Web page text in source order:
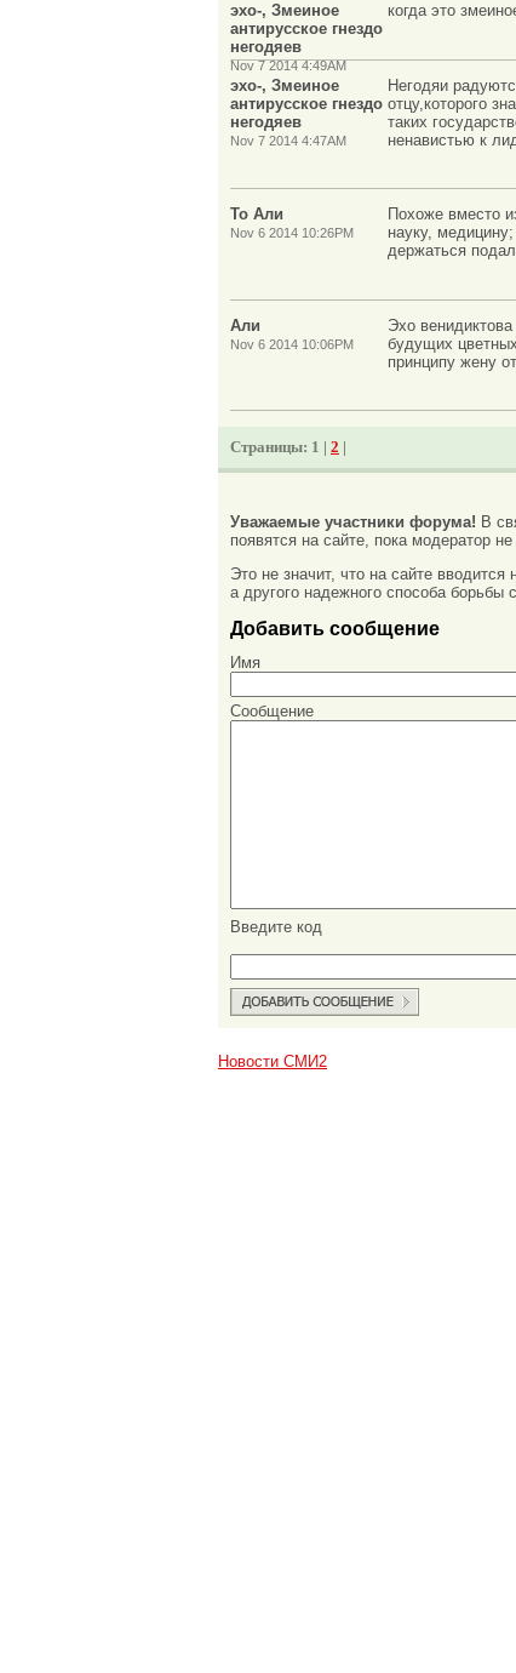
эхо-, Змеиное
антирусское гнездо
негодяев
Nov 7 2014 4:49AM
когда это
эхо-, Змеиное
антирусское гнездо
негодяев
Nov 7 2014 4:47AM
Негодяи
отцу,которого
таких
ненавистью к
То Али
Nov 6 2014 10:26PM
Похоже вместо
науку,
держаться
Али
Nov 6 2014 10:06PM
Эхо
будущих
принципу жену
Страницы: 1 | 2 |
Уважаемые участники форума! В
появятся на сайте, пока модератор не
Это не значит, что на сайте
а другого надежного способа
Добавить сообщение
Имя
Сообщение
Введите код
Новости СМИ2